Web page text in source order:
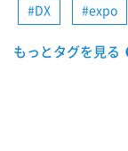
DX expo
もっとタグを見る